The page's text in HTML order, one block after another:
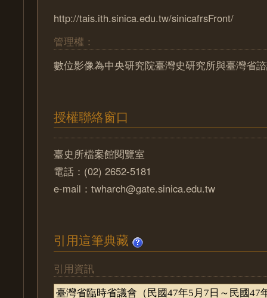
http://tais.ith.sinica.edu.tw/sinicafrsFront/
管理權：
數位影像為中央研究院臺灣史研究所與臺灣省
授權聯絡窗口
臺史所檔案館閱覽室
電話：(02) 2652-5181
e-mail：twharch@gate.sinica.edu.tw
引用這筆典藏
引用資訊